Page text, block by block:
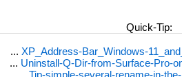
Quick-Tip:
... XP_Address-Bar_Windows-
... Uninstall-Q-Dir-from-Surface-Pro-
... Tip-simple-several-rename-in-